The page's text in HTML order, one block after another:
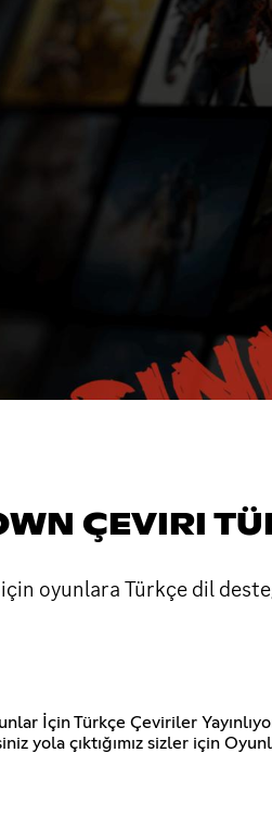
ÇEVIRI
oyunlara Türkçe dil
İçin Türkçe Çeviriler
yola çıktığımız sizler için